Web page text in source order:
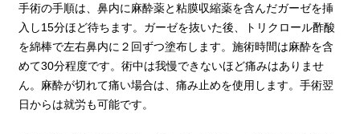
手術の手順は、鼻内に麻酔薬と粘膜収縮薬を含んだガーゼを挿
入し15分ほど待ちます。ガーゼを抜いた後、トリクロール酢酸
を綿棒で左右鼻内に２回ずつ塗布します。施術時間は麻酔を含
めて30分程度です。術中は我慢できないほど痛みはありませ
ん。麻酔が切れて痛い場合は、痛み止めを使用します。手術翌
日からは就労も可能です。